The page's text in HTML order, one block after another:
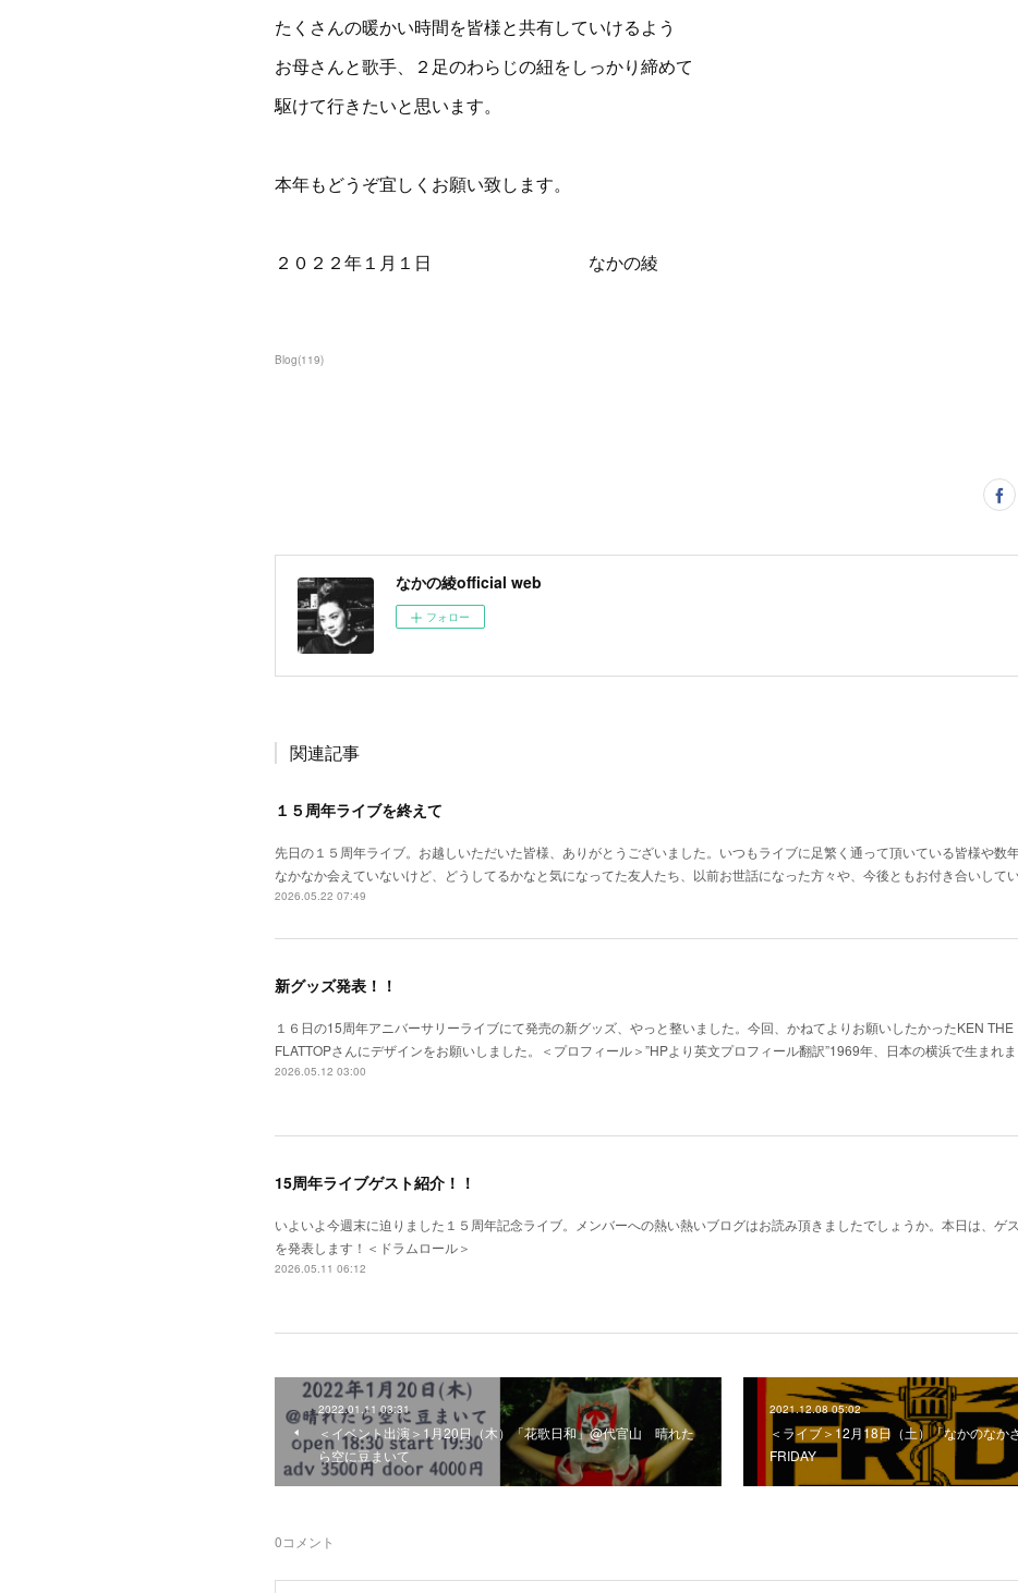
たくさんの暖かい時間を皆様と共有していけるよう
お母さんと歌手、２足のわらじの紐をしっかり締めて
駆けて行きたいと思います。
本年もどうぞ宜しくお願い致します。
２０２２年１月１日 なかの綾
Blog(119)
なかの綾official web
フォロー
関連記事
１５周年ライブを終えて
先日の１５周年ライブ。お越しいただいた皆様、ありがとうございました。いつもライブに足繁く通って頂いている皆様や数
なかなか会えていないけど、どうしてるかなと気になってた友人たち、以前お世話になった方々や、今後ともお付き合いし
2026.05.22 07:49
新グッズ発表！！
１６日の15周年アニバーサリーライブにて発売の新グッズ、やっと整いました。今回、かねてよりお願いしたかったKEN THE
FLATTOPさんにデザインをお願いしました。＜プロフィール＞”HPより英文プロフィール翻訳”1969年、日本の横浜で生まれ
2026.05.12 03:00
15周年ライブゲスト紹介！！
いよいよ今週末に迫りました１５周年記念ライブ。メンバーへの熱い熱いブログはお読み頂きましたでしょうか。本日は、ゲ
を発表します！＜ドラムロール＞
2026.05.11 06:12
2022.01.11 03:31
＜イベント出演＞1月20日（木）「花歌日和」@代官山 晴れた
ら空に豆まいて
2021.12.08 05:02
＜ライブ＞12月18日（土）「なかのなか
FRIDAY
0コメント